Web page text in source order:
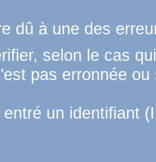
dû à une des
selon le cas
pas erronnée
un identifiant